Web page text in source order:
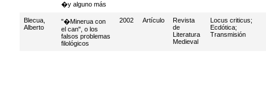
�y alguno más
Blecua,
Alberto
"�Minerua con
el can", o los
falsos problemas
filológicos
2002 Artículo
Revista
de
Literatura
Medieval
Locus criticus;
Ecdótica;
Transmisión